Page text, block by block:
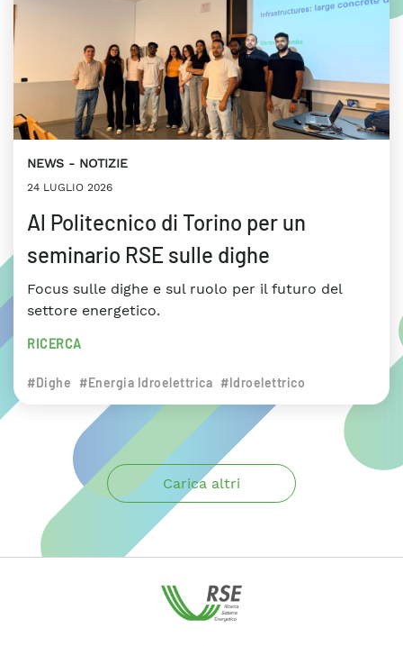
NEWS NOTIZIE
24 LUGLIO 2026
Al Politecnico di Torino per un
seminario RSE sulle dighe
Focus sulle dighe e sul ruolo per il futuro del
settore energetico.
RICERCA
#Dighe #Energia Idroelettrica #Idroelettrico
Carica altri